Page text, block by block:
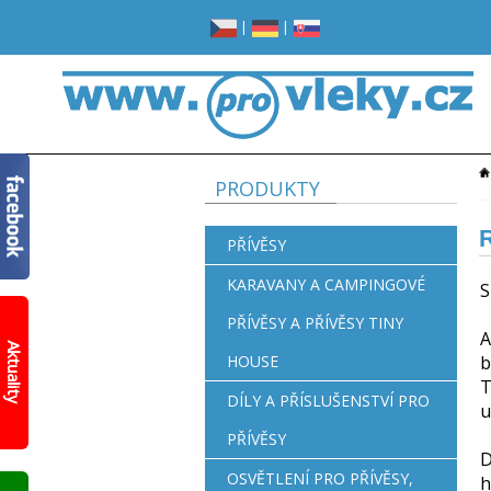
PRODUKTY
PŘÍVĚSY
KARAVANY A CAMPINGOVÉ
PŘÍVĚSY A PŘÍVĚSY TINY
HOUSE
DÍLY A PŘÍSLUŠENSTVÍ PRO
PŘÍVĚSY
OSVĚTLENÍ PRO PŘÍVĚSY,
| |
místo
v
garáži?
Opravdu
Prohlédněte
Aktuality